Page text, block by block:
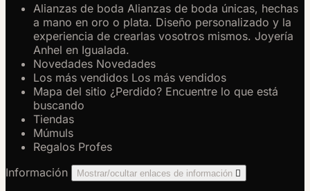
Alianzas de boda Alianzas de boda únicas, hechas
a mano en oro o plata. Diseño personalizado y la
experiencia de crearlas vosotros mismos. Joyería
Anhel en Igualada.
Novedades Novedades
Los más vendidos Los más vendidos
Mapa del sitio ¿Perdido? Encuentre lo que está
buscando
Tiendas
Múmuls
Regalos Profes
Información
Mostrar/ocultar enlaces de información 